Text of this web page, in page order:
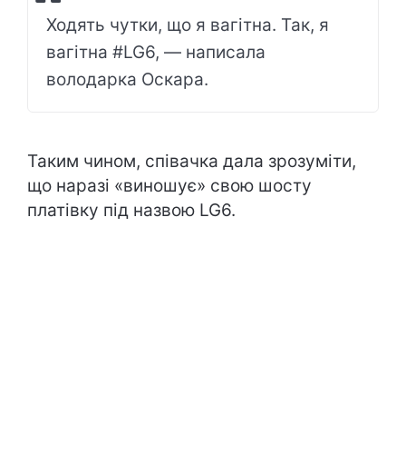
Ходять чутки, що я вагітна. Так, я
вагітна #LG6, — написала
володарка Оскара.
Таким чином, співачка дала зрозуміти,
що наразі «виношує» свою шосту
платівку під назвою LG6.